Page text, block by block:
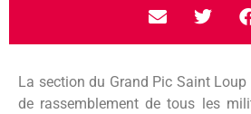
La section du Grand Pic Saint
de rassemblement de tous les